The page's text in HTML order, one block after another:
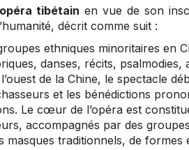
tibétain en vue de son
décrit comme suit :
ethniques minoritaires en
danses, récits, psalmodies,
de la Chine, le spectacle
et les bénédictions
Le cœur de l’opéra est
accompagnés par des
masques traditionnels, de formes